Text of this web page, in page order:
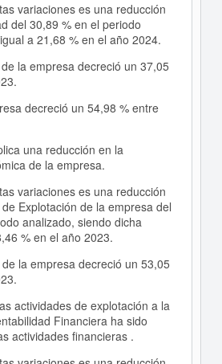
variaciones es una reducción
del 30,89 % en el periodo
a 21,68 % en el año 2024.
la empresa decreció un 37,05
decreció un 54,98 % entre
una reducción en la
de la empresa.
variaciones es una reducción
Explotación de la empresa del
analizado, siendo dicha
% en el año 2023.
la empresa decreció un 53,05
actividades de explotación a la
Financiera ha sido
actividades financieras .